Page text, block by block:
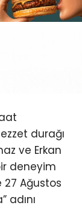
durağı
ve Erkan
deneyim
Ağustos
adını